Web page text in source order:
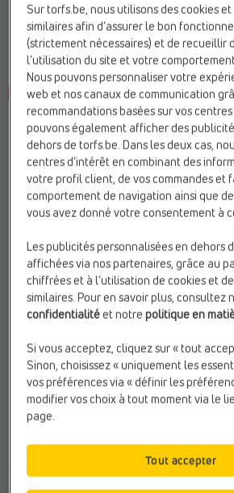
-20%
CHAUSSURES CLASSIQUES
Ambiorix
208,00 €
€
€
Fermeture:Lacets
Marque:Ambiorix
Matière:Cuir
-30%
Bugatti
Marque:
Matière:
Web-
Sur torfs.be, nous utilisons des cookies
similaires afin d’assurer le bon
(strictement nécessaires) et de recueillir
l’utilisation du site et votre
Nous pouvons personnaliser votre
web et nos canaux de communication
recommandations basées sur vos
pouvons également afficher des
dehors de torfs.be. Dans les deux cas,
centres d’intérêt en combinant des
votre profil client, de vos commandes et
comportement de navigation ainsi que
vous avez donné votre consentement à
Les publicités personnalisées en dehors
affichées via nos partenaires, grâce au
chiffrées et à l’utilisation de cookies et
similaires. Pour en savoir plus, consultez
confidentialitéet notrepolitique en
Si vous acceptez, cliquez sur « tout
Sinon, choisissez « uniquement les
vos préférences via « définir les
modifier vos choix à tout moment via le
page.
Tout accepter